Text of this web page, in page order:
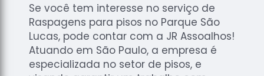
Raspagem
de Tacos
de
Madeiras
Raspagens
Se você tem interesse no serviço de
Raspagens para pisos no Parque São
Lucas, pode contar com a JR Assoalhos!
Atuando em São Paulo, a empresa é
especializada no setor de pisos, e